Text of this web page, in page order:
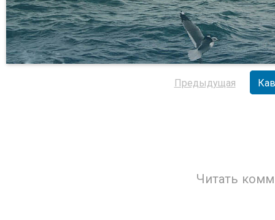
Предыдущая
Читать